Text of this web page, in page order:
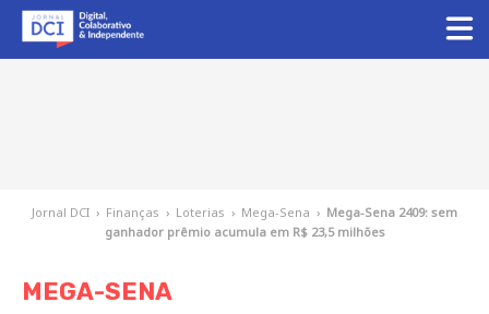
Jornal DCI › Finanças › Loterias › Mega-Sena › Mega-Sena 2409: sem
ganhador prêmio acumula em R$ 23,5 milhões
MEGA-SENA